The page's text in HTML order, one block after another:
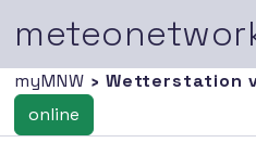
myMNW › Wetterstation
online